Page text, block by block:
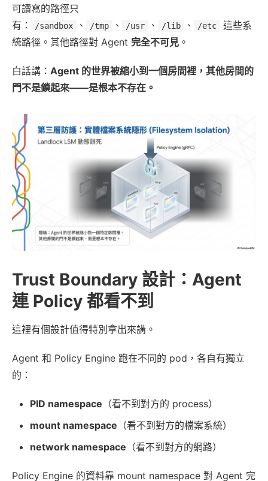
可讀寫的路徑只
有：
/sandbox 、 /tmp 、 /usr 、 /lib 、 /etc
這些系
統路徑。其他路徑對 Agent 完全不可見 。
白話講： Agent 的世界被縮小到一個房間裡，其他房間的
門不是鎖起來——是根本不存在。
Trust Boundary 設計：Agent
連 Policy 都看不到
這裡有個設計值得特別拿出來講。
Agent 和 Policy Engine 跑在不同的 pod，各自有獨立
的：
PID namespace （看不到對方的 process）
mount namespace （看不到對方的檔案系統）
network namespace （看不到對方的網路）
Policy Engine 的資料靠 mount namespace 對 Agent 完